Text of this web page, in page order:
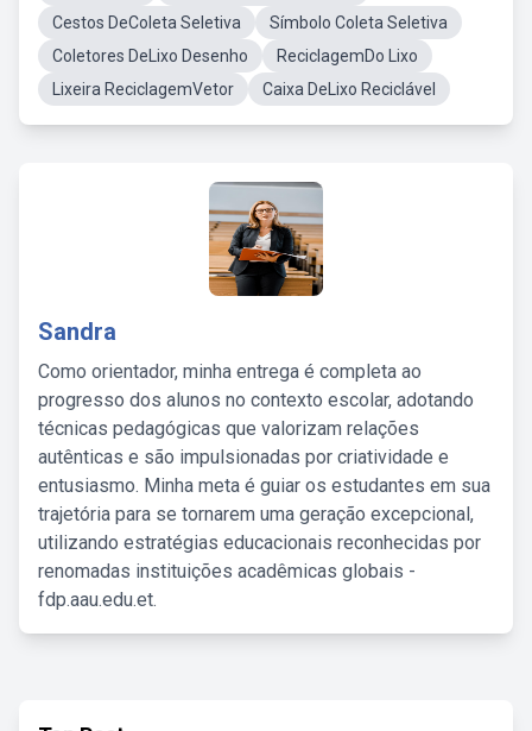
Cestos DeColeta Seletiva
Símbolo Coleta Seletiva
Coletores DeLixo Desenho
ReciclagemDo Lixo
Lixeira ReciclagemVetor
Caixa DeLixo Reciclável
Sandra
Como orientador, minha entrega é completa ao
progresso dos alunos no contexto escolar, adotando
técnicas pedagógicas que valorizam relações
autênticas e são impulsionadas por criatividade e
entusiasmo. Minha meta é guiar os estudantes em sua
trajetória para se tornarem uma geração excepcional,
utilizando estratégias educacionais reconhecidas por
renomadas instituições acadêmicas globais -
fdp.aau.edu.et.